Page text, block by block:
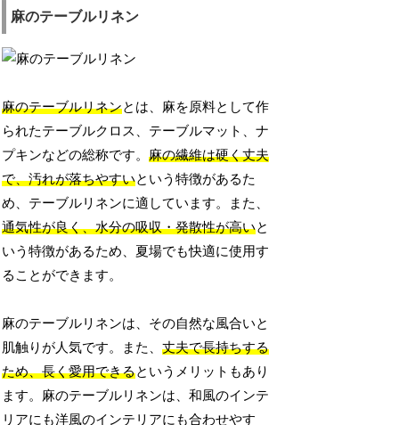
麻のテーブルリネン
麻のテーブルリネンとは、麻を原料として作
られたテーブルクロス、テーブルマット、ナ
プキンなどの総称です。麻の繊維は硬く丈夫
で、汚れが落ちやすいという特徴があるた
め、テーブルリネンに適しています。また、
通気性が良く、水分の吸収・発散性が高いと
いう特徴があるため、夏場でも快適に使用す
ることができます。
麻のテーブルリネンは、その自然な風合いと
肌触りが人気です。また、丈夫で長持ちする
ため、長く愛用できるというメリットもあり
ます。麻のテーブルリネンは、和風のインテ
リアにも洋風のインテリアにも合わせやす